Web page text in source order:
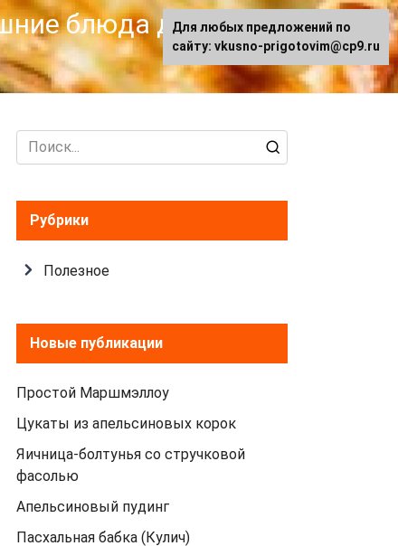
блюда для
Search
for:
Рубрики
Полезное
Новые публикации
Простой Маршмэллоу
Цукаты из апельсиновых корок
Яичница-болтунья со стручковой
фасолью
Апельсиновый пудинг
Пасхальная бабка (Кулич)
Для любых предложений по
сайту: vkusno-prigotovim@cp9.ru